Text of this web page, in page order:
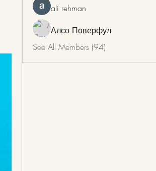
ali rehman
Алсо Поверфул
See All Members (94)